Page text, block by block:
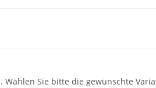
Wählen Sie bitte die gewünschte